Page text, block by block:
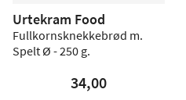
Urtekram Food
Fullkornsknekkebrød m.
Spelt Ø - 250 g.
34,00